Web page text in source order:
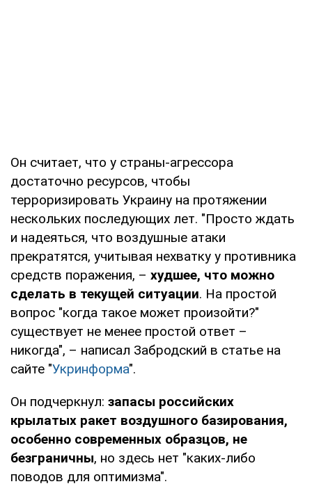
Он считает, что у страны-агрессора
достаточно ресурсов, чтобы
терроризировать Украину на протяжении
нескольких последующих лет. "Просто ждать
и надеяться, что воздушные атаки
прекратятся, учитывая нехватку у противника
средств поражения, – худшее, что можно
сделать в текущей ситуации. На простой
вопрос "когда такое может произойти?"
существует не менее простой ответ –
никогда", – написал Забродский в статье на
сайте "Укринформа".
Он подчеркнул: запасы российских
крылатых ракет воздушного базирования,
особенно современных образцов, не
безграничны, но здесь нет "каких-либо
поводов для оптимизма".